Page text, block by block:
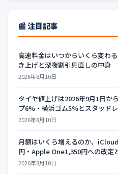
📰 注目記事
高速料金はいつからいくら変わ
き上げと深夜割引見直しの中身
2026年8月10日
タイヤ値上げは2026年9月1日か
プ6%・横浜ゴム5%とスタッド
2026年8月10日
月額はいくら増えるのか、
円・Apple One1,350円への改定
2026年8月10日